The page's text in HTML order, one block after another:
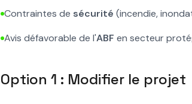
Contraintes de sécurité (incendie,
Avis défavorable de l'ABF en secteur
Option 1 : Modifier le projet